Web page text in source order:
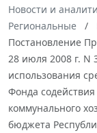
Новости и
Региональные
Постановление
28 июля 2008 г. N
использования
Фонда
коммунального
бюджета